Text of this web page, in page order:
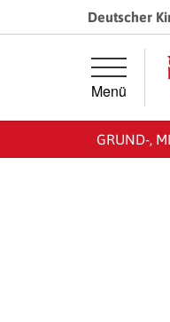
Springe direkt zur
Springe direkt zum Inhalt
Deutscher
Menü
GRUND-,